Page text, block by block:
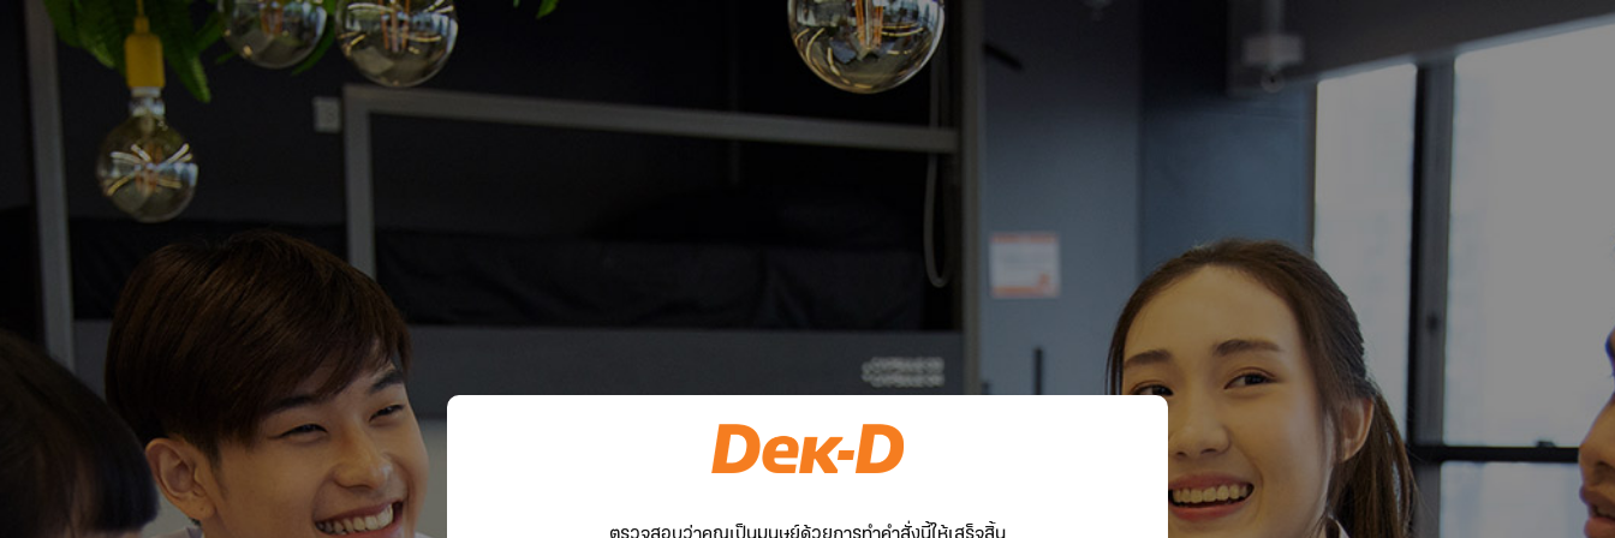
ตรวจสอบว่าคุณเป็นมนุษย์ด้วยการทำคำสั่งนี้ให้เสร็จสิ้น